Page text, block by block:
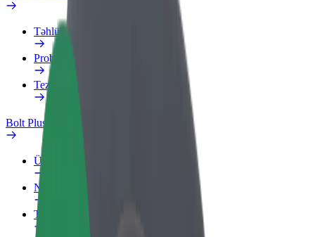
Təhlükəsizlik Laboratoriyası
Problemi bildir
Tez-tez verilən suallar
Bolt Plus
Üstünlüklər
Necə qoşulmalı?
Tez-tez verilən suallar